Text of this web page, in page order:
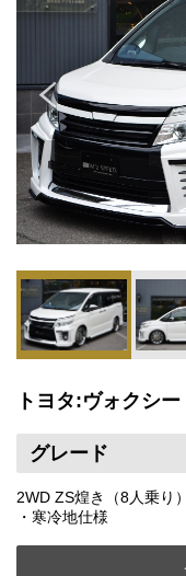
トヨタ:ヴォクシー
グレード
2WD ZS煌き（8人乗り）
・寒冷地仕様